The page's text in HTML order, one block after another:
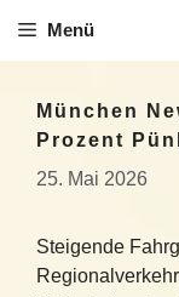
Inhalt
Menü
München
Prozent
25. Mai 2026
Steigende